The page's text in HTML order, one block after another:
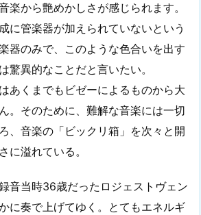
楽から艶めかしさが感じられます。
に管楽器が加えられていないという
器のみで、このような色合いを出す
驚異的なことだと言いたい。
あくまでもビゼーによるものから大
。そのために、難解な音楽には一切
、音楽の「ビックリ箱」を次々と開
に溢れている。
音当時36歳だったロジェストヴェン
に奏で上げてゆく。とてもエネルギ